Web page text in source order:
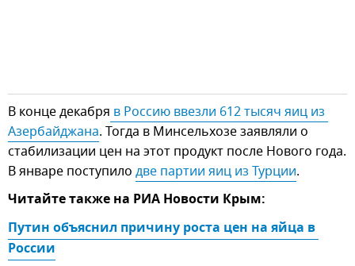
В конце декабря в Россию ввезли 612 тысяч яиц из
Азербайджана. Тогда в Минсельхозе заявляли о
стабилизации цен на этот продукт после Нового года.
В январе поступило две партии яиц из Турции.
Читайте также на РИА Новости Крым:
Путин объяснил причину роста цен на яйца в
России